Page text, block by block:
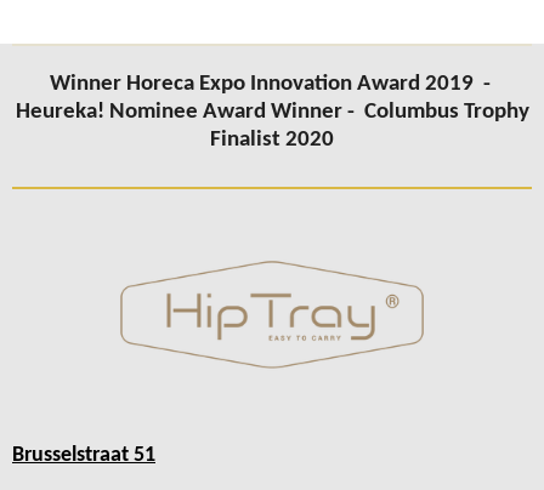
Winner Horeca Expo Innovation Award 2019 -
Heureka! Nominee Award Winner - Columbus Trophy
Finalist 2020
Brusselstraat 51